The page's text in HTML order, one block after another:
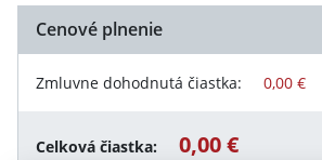
Cenové plnenie
Zmluvne dohodnutá čiastka: 0,00 €
Celková čiastka: 0,00 €